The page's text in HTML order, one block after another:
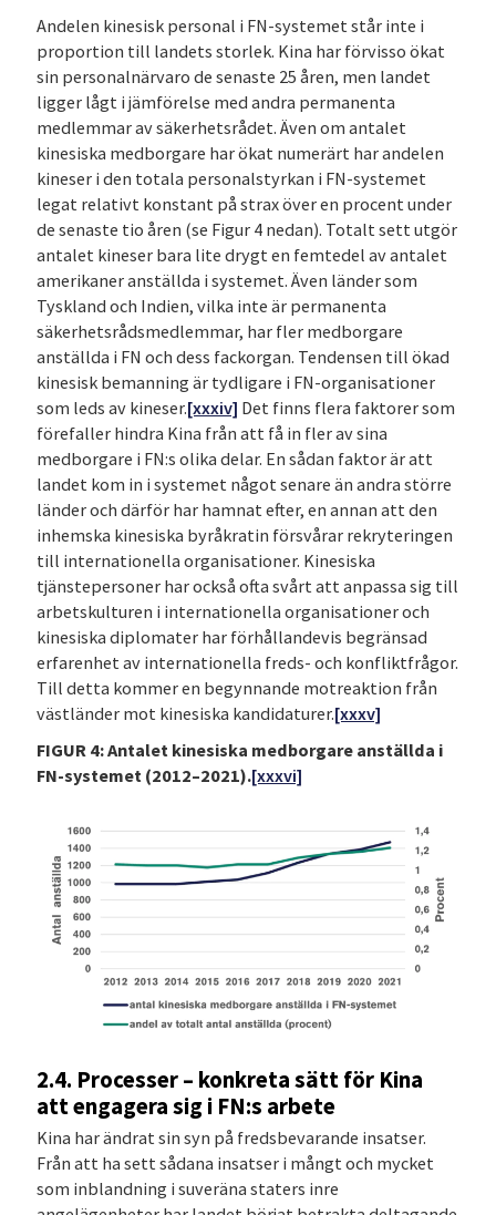
Andelen kinesisk personal i FN-systemet står inte i
proportion till landets storlek. Kina har förvisso ökat
sin personalnärvaro de senaste 25 åren, men landet
ligger lågt i jämförelse med andra permanenta
medlemmar av säkerhetsrådet. Även om antalet
kinesiska medborgare har ökat numerärt har andelen
kineser i den totala personalstyrkan i FN-systemet
legat relativt konstant på strax över en procent under
de senaste tio åren (se Figur 4 nedan). Totalt sett utgör
antalet kineser bara lite drygt en femtedel av antalet
amerikaner anställda i systemet. Även länder som
Tyskland och Indien, vilka inte är permanenta
säkerhetsrådsmedlemmar, har fler medborgare
anställda i FN och dess fackorgan. Tendensen till ökad
kinesisk bemanning är tydligare i FN-organisationer
som leds av kineser.[xxxiv] Det finns flera faktorer som
förefaller hindra Kina från att få in fler av sina
medborgare i FN:s olika delar. En sådan faktor är att
landet kom in i systemet något senare än andra större
länder och därför har hamnat efter, en annan att den
inhemska kinesiska byråkratin försvårar rekryteringen
till internationella organisationer. Kinesiska
tjänstepersoner har också ofta svårt att anpassa sig till
arbetskulturen i internationella organisationer och
kinesiska diplomater har förhållandevis begränsad
erfarenhet av internationella freds- och konfliktfrågor.
Till detta kommer en begynnande motreaktion från
västländer mot kinesiska kandidaturer.[xxxv]
FIGUR 4: Antalet kinesiska medborgare anställda i
FN-systemet (2012–2021).[xxxvi]
2.4. Processer – konkreta sätt för Kina
att engagera sig i FN:s arbete
Kina har ändrat sin syn på fredsbevarande insatser.
Från att ha sett sådana insatser i mångt och mycket
som inblandning i suveräna staters inre